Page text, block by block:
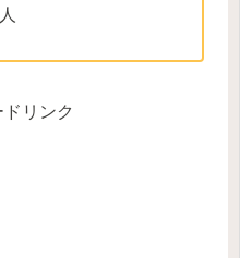
リンク